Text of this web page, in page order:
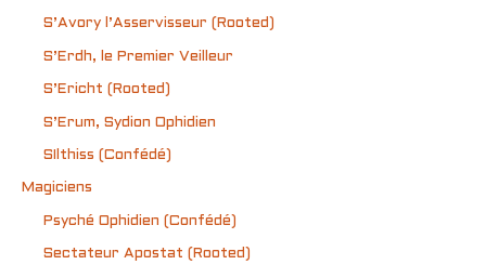
S’Avory l’Asservisseur (Rooted)
S’Erdh, le Premier Veilleur
S’Ericht (Rooted)
S’Erum, Sydion Ophidien
SIlthiss (Confédé)
Magiciens
Psyché Ophidien (Confédé)
Sectateur Apostat (Rooted)